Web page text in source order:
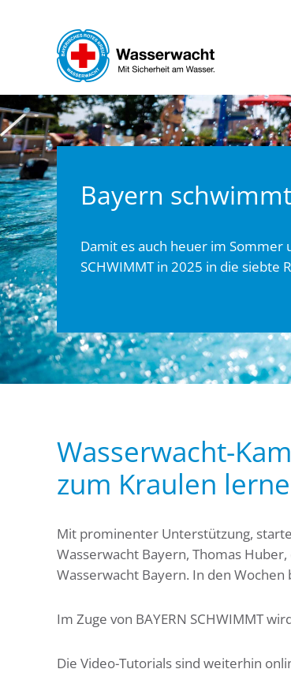
Zum Hauptinhalt springen
Bayern
Damit es auch heuer im Sommer
SCHWIMMT in 2025 in die siebte
Wasserwacht-
zum Kraulen
Mit prominenter Unterstützung,
Wasserwacht Bayern, Thomas
Wasserwacht Bayern. In den
Im Zuge von BAYERN SCHWIMMT
Die Video-Tutorials sind weiterhin